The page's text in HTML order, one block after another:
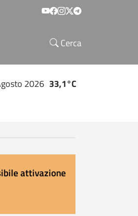
Social menu
Cerca
2026 33,1°C
attivazione